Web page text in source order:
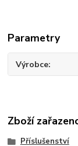
Parametry
Výrobce
Zboží
Příslušenství